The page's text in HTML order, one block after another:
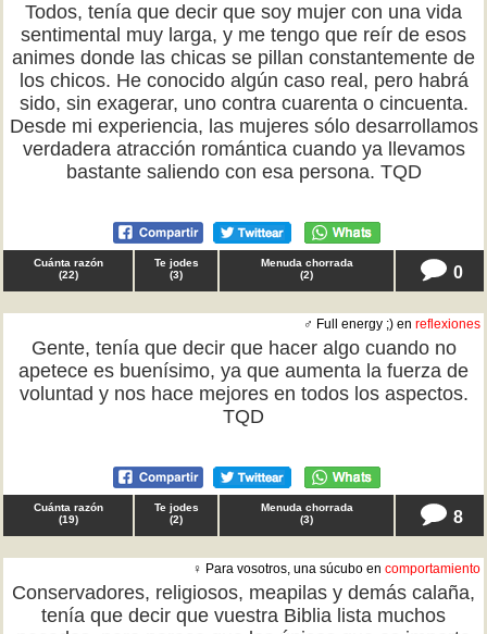
Todos, tenía que decir que soy mujer con una vida
sentimental muy larga, y me tengo que reír de esos
animes donde las chicas se pillan constantemente de
los chicos. He conocido algún caso real, pero habrá
sido, sin exagerar, uno contra cuarenta o cincuenta.
Desde mi experiencia, las mujeres sólo desarrollamos
verdadera atracción romántica cuando ya llevamos
bastante saliendo con esa persona. TQD
Cuánta razón
(22)
Te jodes
(3)
Menuda chorrada
(2) 0
♂ Full energy ;) en reflexiones
Gente, tenía que decir que hacer algo cuando no
apetece es buenísimo, ya que aumenta la fuerza de
voluntad y nos hace mejores en todos los aspectos.
TQD
Cuánta razón
(19)
Te jodes
(2)
Menuda chorrada
(3) 8
♀ Para vosotros, una súcubo en comportamiento
Conservadores, religiosos, meapilas y demás calaña,
tenía que decir que vuestra Biblia lista muchos